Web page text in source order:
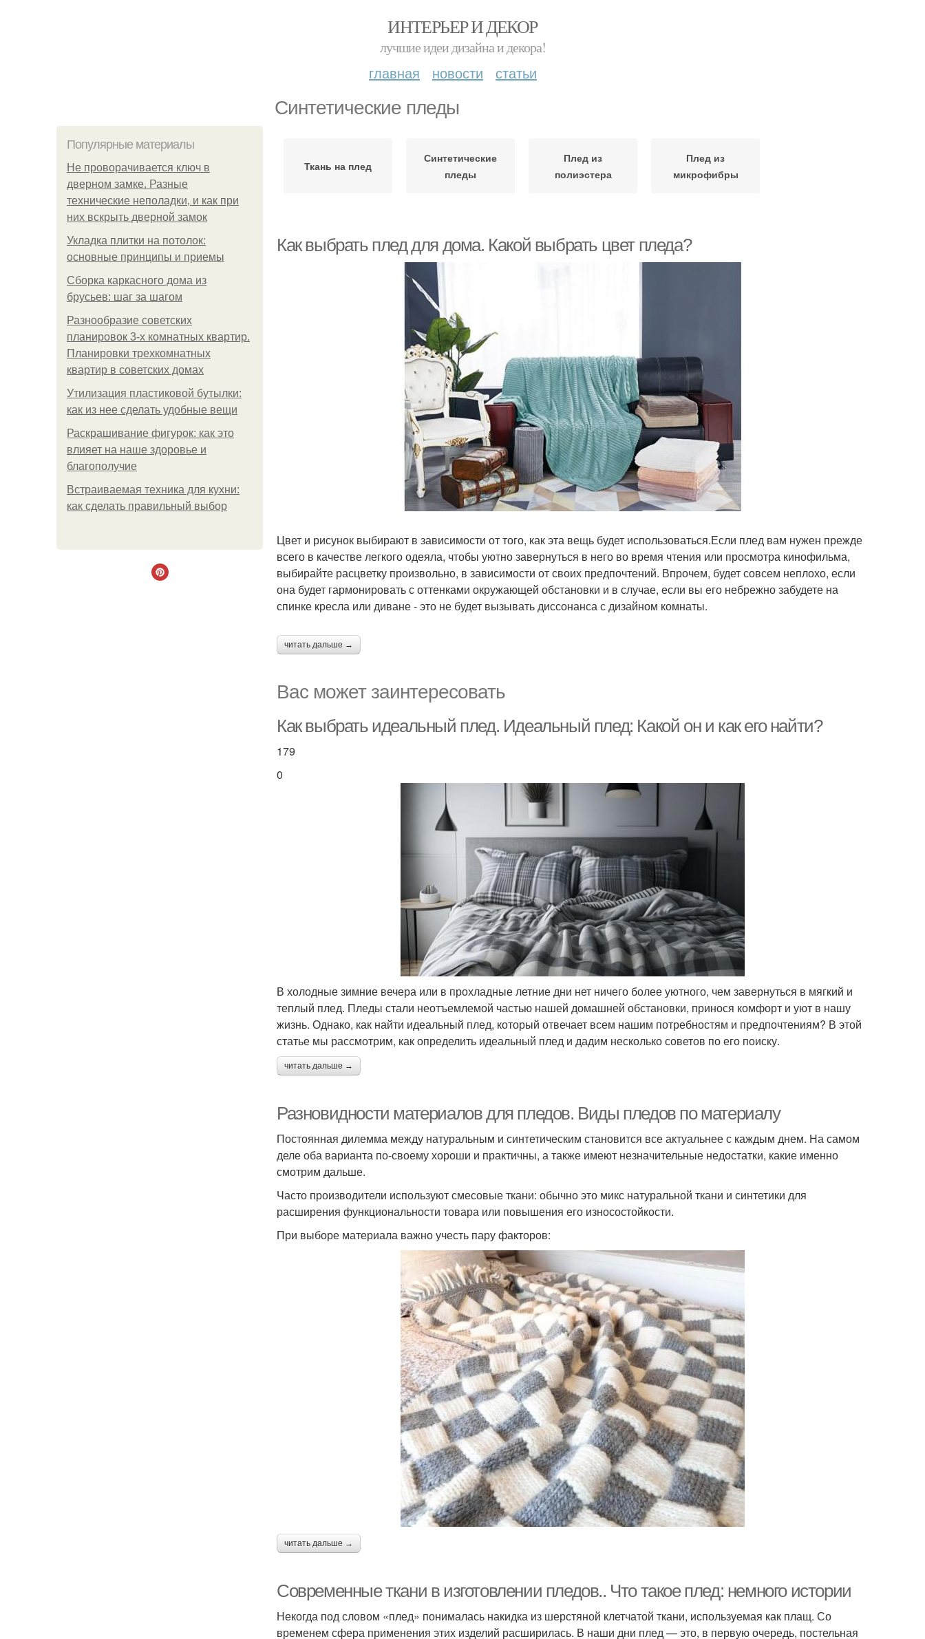
ИНТЕРЬЕР И ДЕКОР
лучшие идеи дизайна и декора!
главная новости статьи
Cинтетические пледы
Популярные материалы
Не проворачивается ключ в
дверном замке. Разные
технические неполадки, и как при
них вскрыть дверной замок
Укладка плитки на потолок:
основные принципы и приемы
Сборка каркасного дома из
брусьев: шаг за шагом
Разнообразие советских
планировок 3-х комнатных квартир.
Планировки трехкомнатных
квартир в советских домах
Утилизация пластиковой бутылки:
как из нее сделать удобные вещи
Раскрашивание фигурок: как это
влияет на наше здоровье и
благополучие
Встраиваемая техника для кухни:
как сделать правильный выбор
Ткань на плед
Синтетические
пледы
Плед из
полиэстера
Плед из
микрофибры
Как выбрать плед для дома. Какой выбрать цвет пледа?
Цвет и рисунок выбирают в зависимости от того, как эта вещь будет использоваться.Если плед вам нужен прежде
всего в качестве легкого одеяла, чтобы уютно завернуться в него во время чтения или просмотра кинофильма,
выбирайте расцветку произвольно, в зависимости от своих предпочтений. Впрочем, будет совсем неплохо, если
она будет гармонировать с оттенками окружающей обстановки и в случае, если вы его небрежно забудете на
спинке кресла или диване - это не будет вызывать диссонанса с дизайном комнаты.
читать дальше →
Вас может заинтересовать
Как выбрать идеальный плед. Идеальный плед: Какой он и как его найти?
179
0
В холодные зимние вечера или в прохладные летние дни нет ничего более уютного, чем завернуться в мягкий и
теплый плед. Пледы стали неотъемлемой частью нашей домашней обстановки, принося комфорт и уют в нашу
жизнь. Однако, как найти идеальный плед, который отвечает всем нашим потребностям и предпочтениям? В этой
статье мы рассмотрим, как определить идеальный плед и дадим несколько советов по его поиску.
читать дальше →
Разновидности материалов для пледов. Виды пледов по материалу
Постоянная дилемма между натуральным и синтетическим становится все актуальнее с каждым днем. На самом
деле оба варианта по-своему хороши и практичны, а также имеют незначительные недостатки, какие именно
смотрим дальше.
Часто производители используют смесовые ткани: обычно это микс натуральной ткани и синтетики для
расширения функциональности товара или повышения его износостойкости.
При выборе материала важно учесть пару факторов:
читать дальше →
Современные ткани в изготовлении пледов.. Что такое плед: немного истории
Некогда под словом «плед» понималась накидка из шерстяной клетчатой ткани, используемая как плащ. Со
временем сфера применения этих изделий расширилась. В наши дни плед — это, в первую очередь, постельная